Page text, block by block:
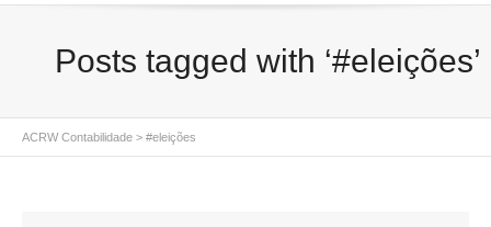
Posts tagged with ‘#eleições’
ACRW Contabilidade > #eleições